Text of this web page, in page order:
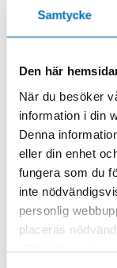
Samtycke
Den här
När du besöker
information i din
Denna
eller din enhet
fungera som du
inte
personlig
placeras
Genomfört